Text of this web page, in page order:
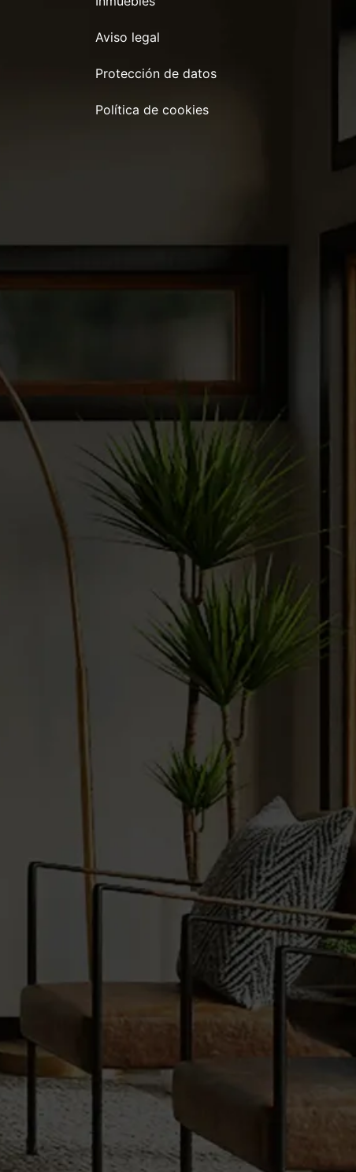
Aviso legal
Protección de datos
Política de cookies